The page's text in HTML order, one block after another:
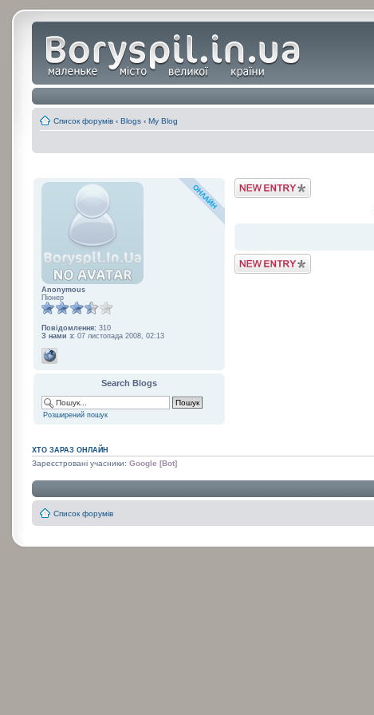
Список форумів ‹ Blogs ‹ My Blog
Anonymous
Піонер
Повідомлення: 310
З нами з: 07 листопада 2008, 02:13
Search Blogs
Розширений пошук
Post a Blog Entry
Post a Blog Entry
ХТО ЗАРАЗ ОНЛАЙН
Зареєстровані учасники:Google [Bot]
Список форумів